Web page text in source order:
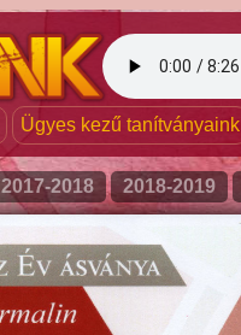
Ügyes kezű tanítványaink
2017-2018 2018-2019